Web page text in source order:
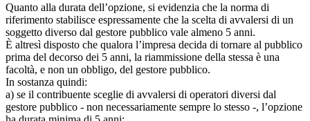
Quanto alla durata dell’opzione, si evidenzia che la norma di
riferimento stabilisce espressamente che la scelta di avvalersi di un
soggetto diverso dal gestore pubblico vale almeno 5 anni.
È altresì disposto che qualora l’impresa decida di tornare al pubblico
prima del decorso dei 5 anni, la riammissione della stessa è una
facoltà, e non un obbligo, del gestore pubblico.
In sostanza quindi:
a) se il contribuente sceglie di avvalersi di operatori diversi dal
gestore pubblico - non necessariamente sempre lo stesso -, l’opzione